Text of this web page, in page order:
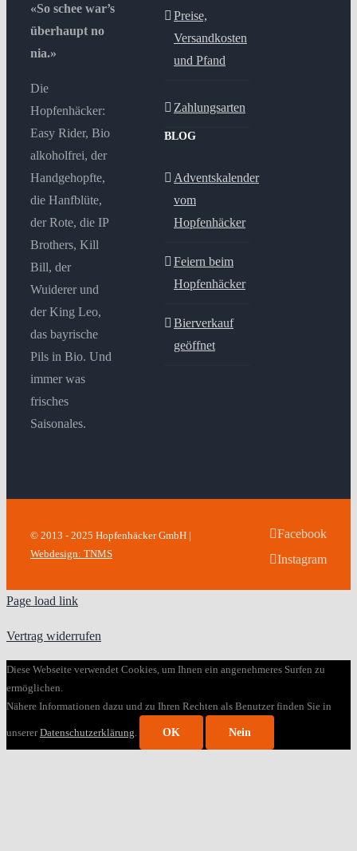
«So schee war’s
überhaupt no
nia.»
Die
Hopfenhäcker:
Easy Rider, Bio
alkoholfrei, der
Handgehopfte,
die Hanfblüte,
der Rote, die IP
Brothers, Kill
Bill, der
Wuiderer und
der King Leo,
das bayrische
Pils in Bio. Und
immer was
frisches
Saisonales.
Preise,
Versandkosten
und Pfand
Zahlungsarten
BLOG
Adventskalender
vom
Hopfenhäcker
Feiern beim
Hopfenhäcker
Bierverkauf
geöffnet
© 2013 - 2025 Hopfenhäcker GmbH |
Webdesign: TNMS
Facebook
Instagram
Page load link
Vertrag widerrufen
Diese Webseite verwendet Cookies, um Ihnen ein angenehmeres Surfen zu
ermöglichen.
Nähere Informationen dazu und zu Ihren Rechten als Benutzer finden Sie in
unsererDatenschutzerklärung OK Nein